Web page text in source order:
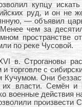
купцу
руд, и он не
— объявил
чем за
пространстве
по реке Чусовой.
в. Строгановы
торговле с
Они
их власти. Семён и
военные действия